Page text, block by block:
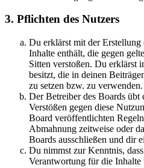
3. Pflichten des Nutzers
Du erklärst mit der Erstellung
Inhalte enthält, die gegen
Sitten verstoßen. Du erklärst
besitzt, die in deinen
zu setzen bzw. zu verwenden.
Der Betreiber des Boards übt
Verstößen gegen diese
Board veröffentlichten
Abmahnung zeitweise oder
Boards ausschließen und dir
Du nimmst zur Kenntnis,
Verantwortung für die